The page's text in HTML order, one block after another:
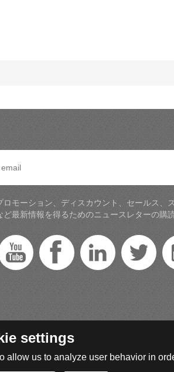
ロモーション、ディスカウント、セールス、
ど最新情報を得るためのニュースレターの購
settings
us to analyze user behavior in